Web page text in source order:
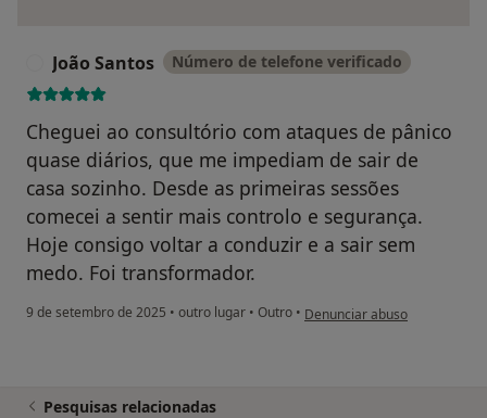
João Santos Número de telefone verificado
Cheguei ao consultório com ataques de pânico
quase diários, que me impediam de sair de
casa sozinho. Desde as primeiras sessões
comecei a sentir mais controlo e segurança.
Hoje consigo voltar a conduzir e a sair sem
medo. Foi transformador.
9 de setembro de 2025 • outro lugar • Outro • na opinião do utilizador João
Denunciar abuso
Pesquisas relacionadas